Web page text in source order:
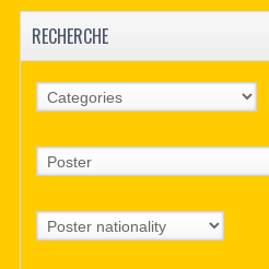
RECHERCHE